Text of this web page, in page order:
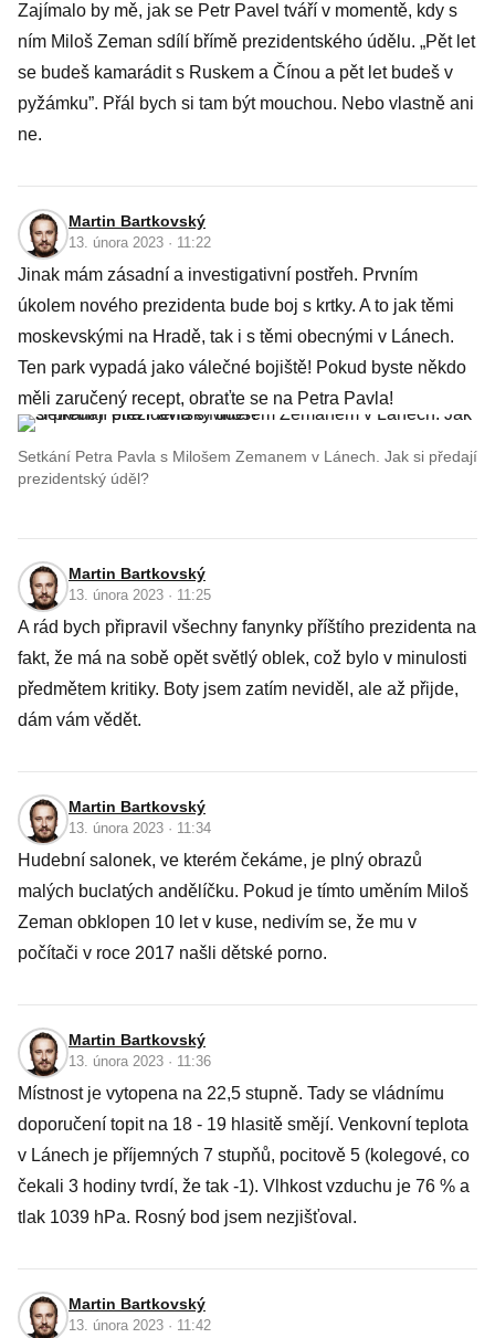
Zajímalo by mě, jak se Petr Pavel tváří v momentě, kdy s
ním Miloš Zeman sdílí břímě prezidentského údělu. „Pět let
se budeš kamarádit s Ruskem a Čínou a pět let budeš v
pyžámku”. Přál bych si tam být mouchou. Nebo vlastně ani
ne.
Martin Bartkovský
13. února 2023 · 11:22
Jinak mám zásadní a investigativní postřeh. Prvním
úkolem nového prezidenta bude boj s krtky. A to jak těmi
moskevskými na Hradě, tak i s těmi obecnými v Lánech.
Ten park vypadá jako válečné bojiště! Pokud byste někdo
měli zaručený recept, obraťte se na Petra Pavla!
Setkání Petra Pavla s Milošem Zemanem v Lánech. Jak si předají
prezidentský úděl?
Martin Bartkovský
13. února 2023 · 11:25
A rád bych připravil všechny fanynky příštího prezidenta na
fakt, že má na sobě opět světlý oblek, což bylo v minulosti
předmětem kritiky. Boty jsem zatím neviděl, ale až přijde,
dám vám vědět.
Martin Bartkovský
13. února 2023 · 11:34
Hudební salonek, ve kterém čekáme, je plný obrazů
malých buclatých andělíčku. Pokud je tímto uměním Miloš
Zeman obklopen 10 let v kuse, nedivím se, že mu v
počítači v roce 2017 našli dětské porno.
Martin Bartkovský
13. února 2023 · 11:36
Místnost je vytopena na 22,5 stupně. Tady se vládnímu
doporučení topit na 18 - 19 hlasitě smějí. Venkovní teplota
v Lánech je příjemných 7 stupňů, pocitově 5 (kolegové, co
čekali 3 hodiny tvrdí, že tak -1). Vlhkost vzduchu je 76 % a
tlak 1039 hPa. Rosný bod jsem nezjišťoval.
Martin Bartkovský
13. února 2023 · 11:42